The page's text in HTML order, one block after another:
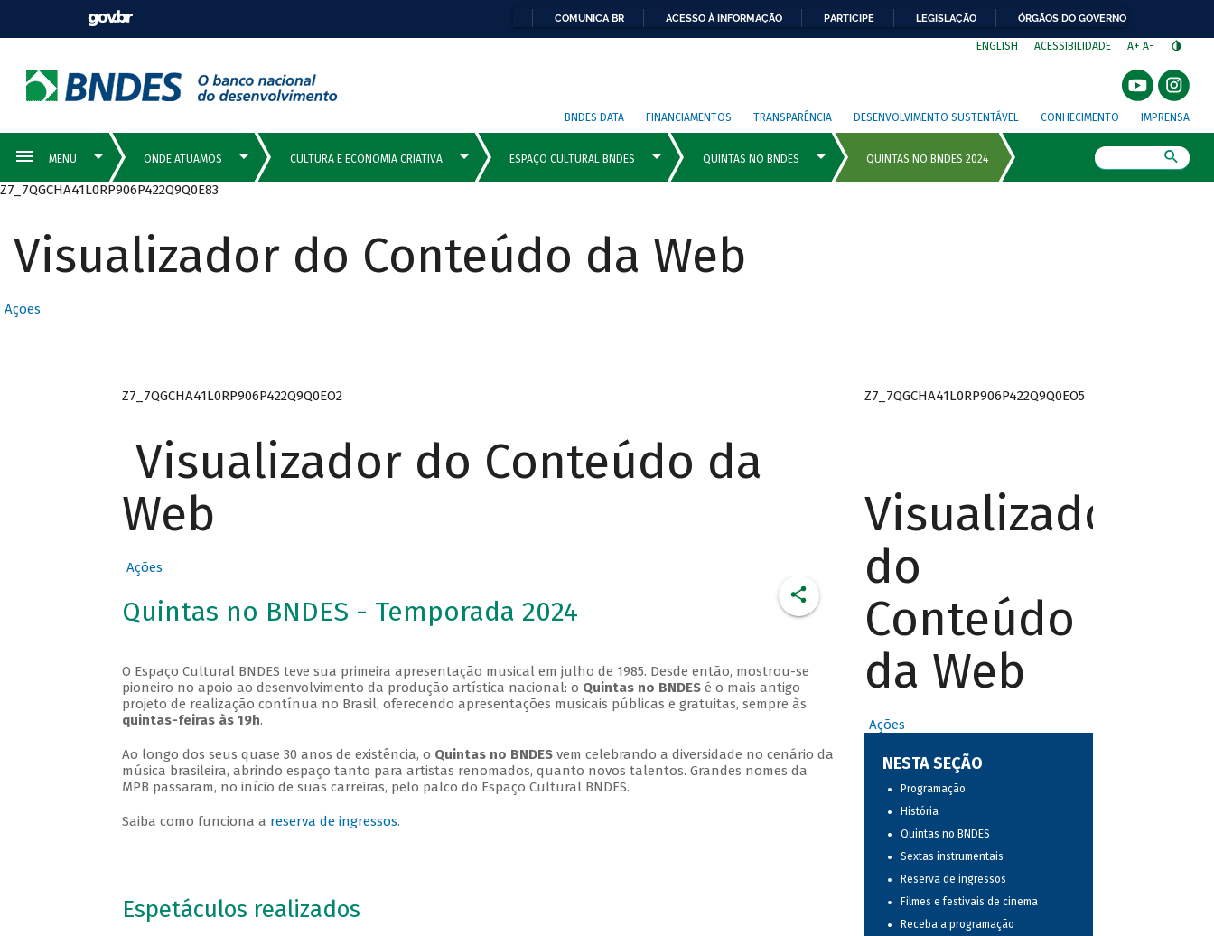
COMUNICA BR ACESSO À INFORMAÇÃO PARTICIPE LEGISLAÇÃO ÓRGÃOS DO GOVERNO
ENGLISH ACESSIBILIDADE A+ A-
BNDES DATA FINANCIAMENTOS TRANSPARÊNCIA DESENVOLVIMENTO SUSTENTÁVEL CONHECIMENTO IMPRENSA
Z7_7QGCHA41L0RP906P422Q9Q0E83
Visualizador do Conteúdo da Web
Ações
Z7_7QGCHA41L0RP906P422Q9Q0EO2
Visualizador do Conteúdo da
Web
Ações
Quintas no BNDES - Temporada 2024
O Espaço Cultural BNDES teve sua primeira apresentação musical em julho de 1985. Desde então, mostrou-se
pioneiro no apoio ao desenvolvimento da produção artística nacional: o Quintas no BNDESé o mais antigo
projeto de realização contínua no Brasil, oferecendo apresentações musicais públicas e gratuitas, sempre às
quintas-feiras às 19h.
Ao longo dos seus quase 30 anos de existência, o Quintas no BNDESvem celebrando a diversidade no cenário da
música brasileira, abrindo espaço tanto para artistas renomados, quanto novos talentos. Grandes nomes da
MPB passaram, no início de suas carreiras, pelo palco do Espaço Cultural BNDES.
Saiba como funciona a reserva de ingressos.
Espetáculos realizados
Z7_7QGCHA41L0RP906P422Q9Q0EO5
Visualizador
do
Conteúdo
da Web
Ações
NESTA SEÇÃO
Programação
História
Quintas no BNDES
Sextas instrumentais
Reserva de ingressos
Filmes e festivais de cinema
Receba a programação